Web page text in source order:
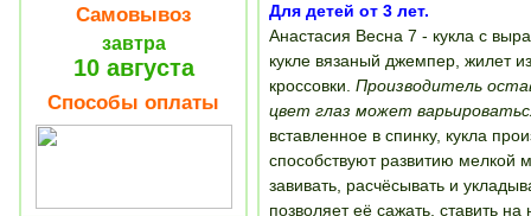
Самовывоз
завтра
10 августа
Способы оплаты
Для детей от 3 лет.
Анастасия Весна 7 - кукла с
кукле вязаный джемпер, жилет
кроссовки. Производитель
цвет глаз может
вставленное в спинку, кукла
способствуют развитию
завивать, расчёсывать и
позволяет её сажать, ставить